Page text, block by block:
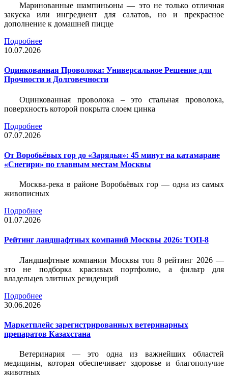
Маринованные шампиньоны — это не только отличная
закуска или ингредиент для салатов, но и прекрасное
дополнение к домашней пицце
Подробнее
10.07.2026
Оцинкованная Проволока: Универсальное Решение для
Прочности и Долговечности
Оцинкованная проволока – это стальная проволока,
поверхность которой покрыта слоем цинка
Подробнее
07.07.2026
От Воробьёвых гор до «Зарядья»: 45 минут на катамаране
«Снегири» по главным местам Москвы
Москва-река в районе Воробьёвых гор — одна из самых
живописных
Подробнее
01.07.2026
Рейтинг ландшафтных компаний Москвы 2026: ТОП-8
Ландшафтные компании Москвы топ 8 рейтинг 2026 —
это не подборка красивых портфолио, а фильтр для
владельцев элитных резиденций
Подробнее
30.06.2026
Маркетплейс зарегистрированных ветеринарных
препаратов Казахстана
Ветеринария — это одна из важнейших областей
медицины, которая обеспечивает здоровье и благополучие
животных